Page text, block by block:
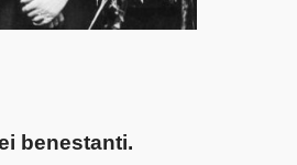
benestanti.